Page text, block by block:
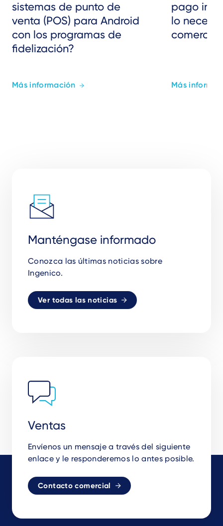
sistemas de punto de
venta (POS) para Android
con los programas de
fidelización?
Más información
pago
lo
Más
Manténgase informado
Conozca las últimas noticias sobre
Ingenico.
Ver todas las noticias
Ventas
Envíenos un mensaje a través del siguiente
enlace y le responderemos lo antes posible.
Contacto comercial